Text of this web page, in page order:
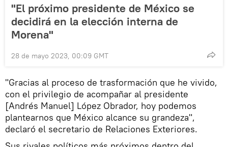
"El próximo presidente de México se
decidirá en la elección interna de
Morena"
28 de mayo 2023, 00:09 GMT
"Gracias al proceso de trasformación que he vivido,
con el privilegio de acompañar al presidente
[Andrés Manuel] López Obrador, hoy podemos
plantearnos que México alcance su grandeza",
declaró el secretario de Relaciones Exteriores.